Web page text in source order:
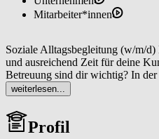
Mitarbeiter*innen
Soziale Alltagsbegleitung (w/m/
und ausreichend Zeit für deine
Betreuung sind dir wichtig? In
beim Hilfswerk Niederösterreich
auch du Teil unseres Teams! In
Jobposition Soziale
weiterlesen...
Profil